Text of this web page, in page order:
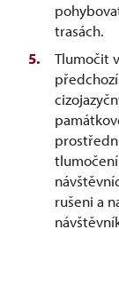
trasách.
Tlumočit
rušeni a